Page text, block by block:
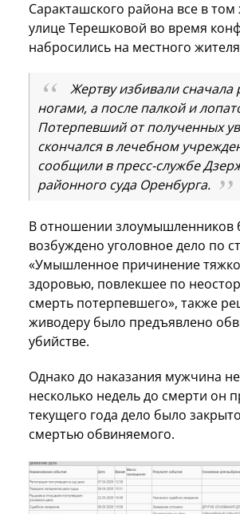
Саракташского района все в
улице Терешковой во время
набросились на местного
Жертву избивали сначала
ногами, а после палкой и
Потерпевший от полученных
скончался в лечебном
сообщили в пресс-службе
районного суда Оренбурга.
В отношении злоумышленников
возбуждено уголовное дело по
«Умышленное причинение
здоровью, повлекшее по
смерть потерпевшего», также
живодеру было предъявлено
убийстве.
Однако до наказания мужчина
несколько недель до смерти он
текущего года дело было
смертью обвиняемого.